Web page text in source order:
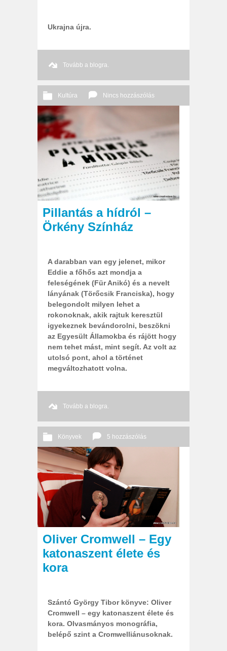
Ukrajna újra.
Tovább a blogra.
Kultúra Nincs hozzászólás
2014 02. 18.
Pillantás a hídról –
Örkény Színház
A darabban van egy jelenet, mikor
Eddie a főhős azt mondja a
feleségének (Für Anikó) és a nevelt
lányának (Törőcsik Franciska), hogy
belegondolt milyen lehet a
rokonoknak, akik rajtuk keresztül
igyekeznek bevándorolni, beszökni
az Egyesült Államokba és rájött hogy
nem tehet mást, mint segít. Az volt az
utolsó pont, ahol a történet
megváltozhatott volna.
Tovább a blogra.
Könyvek 5 hozzászólás
2014 02. 16. Őri András
Oliver Cromwell – Egy
katonaszent élete és
kora
Szántó György Tibor könyve: Oliver
Cromwell – egy katonaszent élete és
kora. Olvasmányos monográfia,
belépő szint a Cromwelliánusoknak.